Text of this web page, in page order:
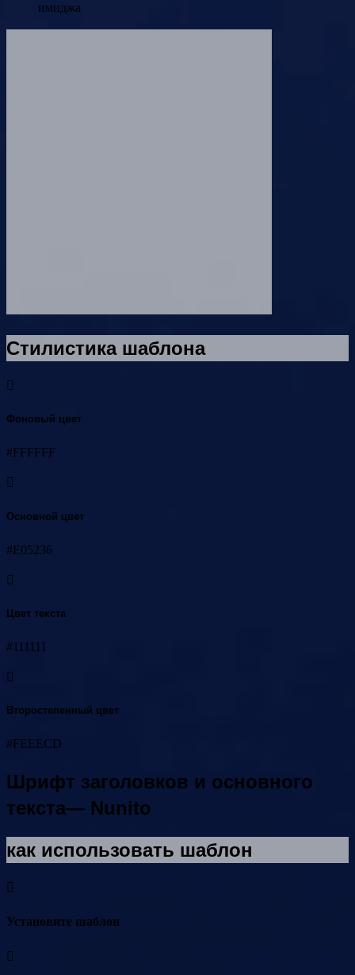
имиджа
Стилистика шаблона
Фоновый цвет
#FFFFFF
Основной цвет
#E05236
Цвет текста
#111111
Второстепенный цвет
#FEEECD
Шрифт заголовков и основного
текста— Nunito
как использовать шаблон
Установите шаблон